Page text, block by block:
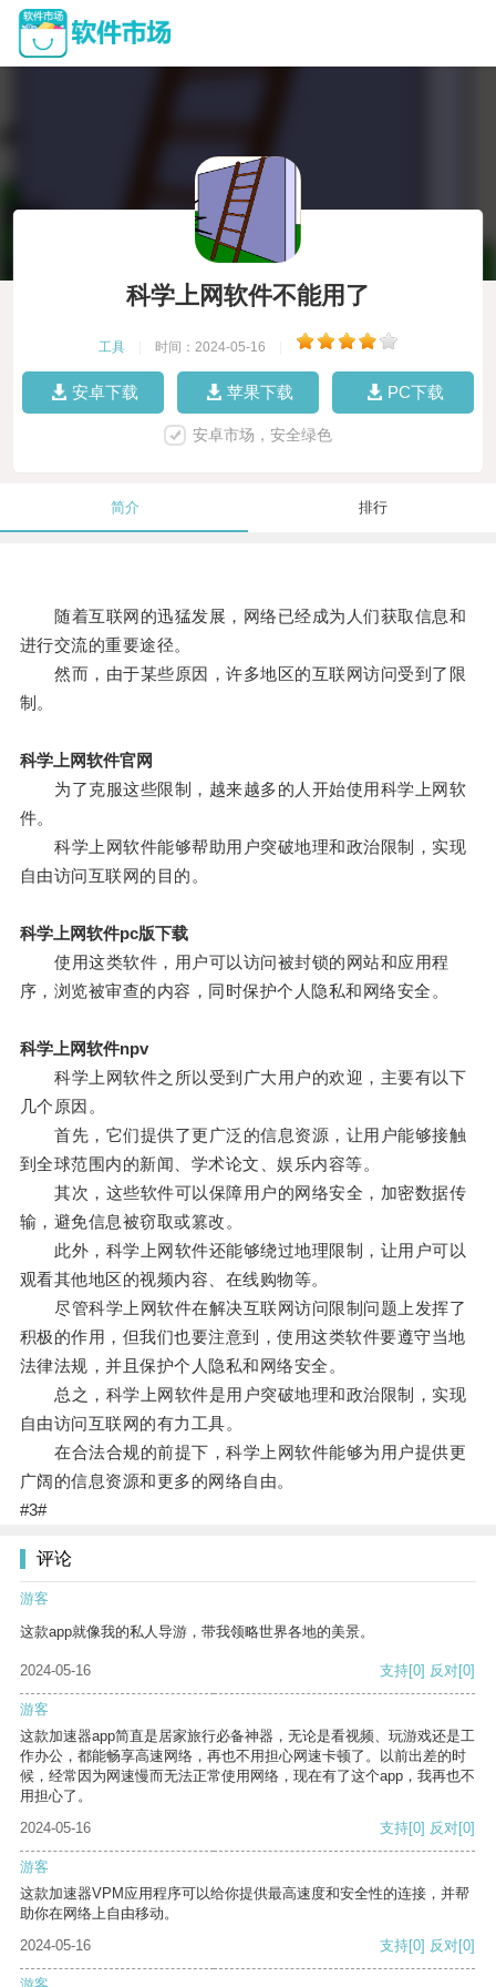
科学上网软件不能用了
工具 时间：2024-05-16
安卓下载 苹果下载 PC下载
安卓市场，安全绿色
简介 排行
随着互联网的迅猛发展，网络已经成为人们获取信息和
进行交流的重要途径。
然而，由于某些原因，许多地区的互联网访问受到了限
制。
科学上网软件官网
为了克服这些限制，越来越多的人开始使用科学上网软
件。
科学上网软件能够帮助用户突破地理和政治限制，实现
自由访问互联网的目的。
科学上网软件pc版下载
使用这类软件，用户可以访问被封锁的网站和应用程
序，浏览被审查的内容，同时保护个人隐私和网络安全。
科学上网软件npv
科学上网软件之所以受到广大用户的欢迎，主要有以下
几个原因。
首先，它们提供了更广泛的信息资源，让用户能够接触
到全球范围内的新闻、学术论文、娱乐内容等。
其次，这些软件可以保障用户的网络安全，加密数据传
输，避免信息被窃取或篡改。
此外，科学上网软件还能够绕过地理限制，让用户可以
观看其他地区的视频内容、在线购物等。
尽管科学上网软件在解决互联网访问限制问题上发挥了
积极的作用，但我们也要注意到，使用这类软件要遵守当地
法律法规，并且保护个人隐私和网络安全。
总之，科学上网软件是用户突破地理和政治限制，实现
自由访问互联网的有力工具。
在合法合规的前提下，科学上网软件能够为用户提供更
广阔的信息资源和更多的网络自由。
#3#
评论
游客
这款app就像我的私人导游，带我领略世界各地的美景。
2024-05-16 支持[0] 反对[0]
游客
这款加速器app简直是居家旅行必备神器，无论是看视频、玩游戏还是工
作办公，都能畅享高速网络，再也不用担心网速卡顿了。以前出差的时
候，经常因为网速慢而无法正常使用网络，现在有了这个app，我再也不
用担心了。
2024-05-16
支持[0] 反对[0]
游客
这款加速器VPM应用程序可以给你提供最高速度和安全性的连接，并帮
助你在网络上自由移动。
2024-05-16
支持[0] 反对[0]